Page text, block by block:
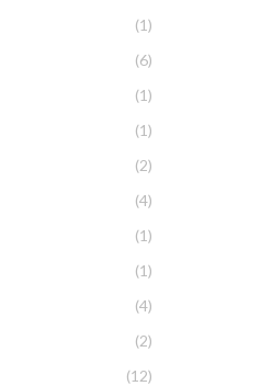
(1)
(6)
(1)
(1)
(2)
(4)
(1)
(1)
(4)
(2)
(12)